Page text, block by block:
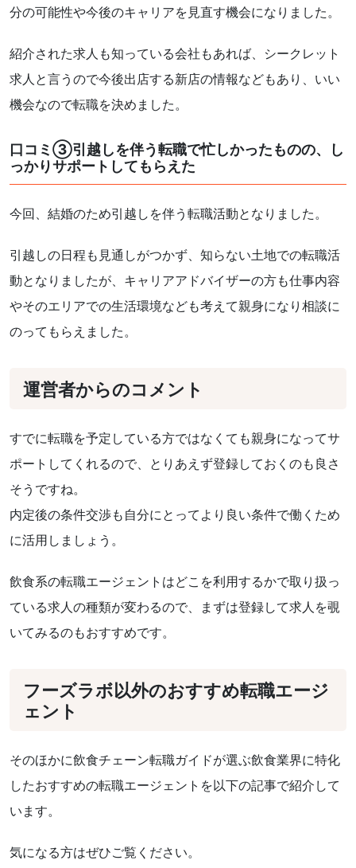
分の可能性や今後のキャリアを見直す機会になりました。
紹介された求人も知っている会社もあれば、シークレット
求人と言うので今後出店する新店の情報などもあり、いい
機会なので転職を決めました。
口コミ③引越しを伴う転職で忙しかったものの、し
っかりサポートしてもらえた
今回、結婚のため引越しを伴う転職活動となりました。
引越しの日程も見通しがつかず、知らない土地での転職活
動となりましたが、キャリアアドバイザーの方も仕事内容
やそのエリアでの生活環境なども考えて親身になり相談に
のってもらえました。
運営者からのコメント
すでに転職を予定している方ではなくても親身になってサ
ポートしてくれるので、とりあえず登録しておくのも良さ
そうですね。
内定後の条件交渉も自分にとってより良い条件で働くため
に活用しましょう。
飲食系の転職エージェントはどこを利用するかで取り扱っ
ている求人の種類が変わるので、まずは登録して求人を覗
いてみるのもおすすめです。
フーズラボ以外のおすすめ転職エージ
ェント
そのほかに飲食チェーン転職ガイドが選ぶ飲食業界に特化
したおすすめの転職エージェントを以下の記事で紹介して
います。
気になる方はぜひご覧ください。